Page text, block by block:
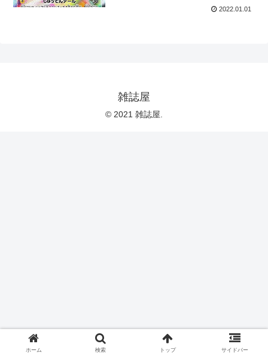
2022.01.01
雑誌屋
© 2021 雑誌屋.
ホーム 検索 トップ サイドバー